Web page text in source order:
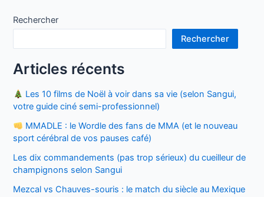
Rechercher
Rechercher
Articles récents
Les 10 films de Noël à voir dans sa vie (selon Sangui,
votre guide ciné semi-professionnel)
MMADLE : le Wordle des fans de MMA (et le nouveau
sport cérébral de vos pauses café)
Les dix commandements (pas trop sérieux) du cueilleur de
champignons selon Sangui
Mezcal vs Chauves-souris : le match du siècle au Mexique